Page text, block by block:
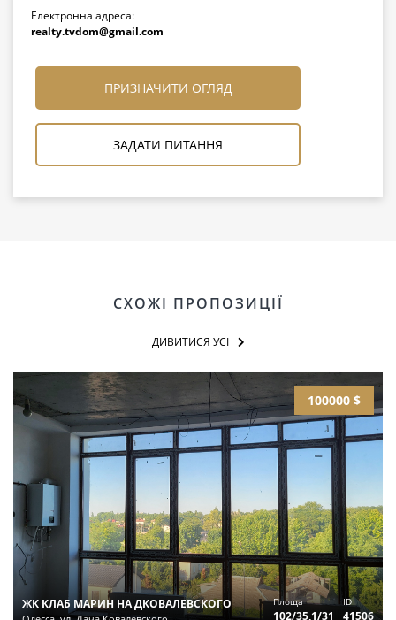
Електронна адреса:
realty.tvdom@gmail.com
ПРИЗНАЧИТИ ОГЛЯД
ЗАДАТИ ПИТАННЯ
СХОЖІ ПРОПОЗИЦІЇ
ДИВИТИСЯ УСІ
100000 $
ЖК КЛАБ МАРИН НА ДКОВАЛЕВСКОГО Площа
102/35,1/31
ID
41506